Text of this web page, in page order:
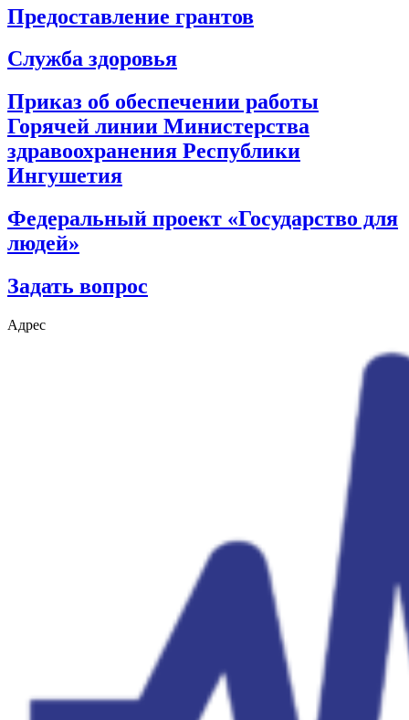
Предоставление грантов
Служба здоровья
Приказ об обеспечении работы
Горячей линии Министерства
здравоохранения Республики
Ингушетия
Федеральный проект «Государство для
людей»
Задать вопрос
Адрес